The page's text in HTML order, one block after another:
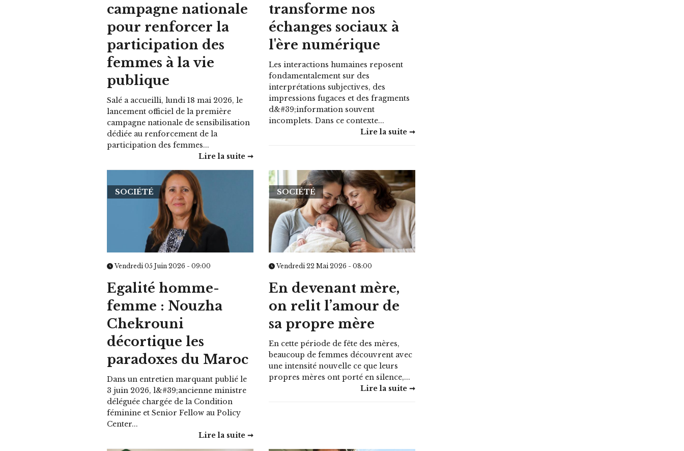
campagne nationale
pour renforcer la
participation des
femmes à la vie
publique
Salé a accueilli, lundi 18 mai 2026, le
lancement officiel de la première
campagne nationale de sensibilisation
dédiée au renforcement de la
participation des femmes...
Lire la suite ➞
transforme nos
échanges sociaux à
l'ère numérique
Les interactions humaines reposent
fondamentalement sur des
interprétations subjectives, des
impressions fugaces et des fragments
d&#39;information souvent
incomplets. Dans ce contexte...
Lire la suite ➞
SOCIÉTÉ
Vendredi 05 Juin 2026 - 09:00
Egalité homme-
femme : Nouzha
Chekrouni
décortique les
paradoxes du Maroc
Dans un entretien marquant publié le
3 juin 2026, l&#39;ancienne ministre
déléguée chargée de la Condition
féminine et Senior Fellow au Policy
Center...
Lire la suite ➞
SOCIÉTÉ
Vendredi 22 Mai 2026 - 08:00
En devenant mère,
on relit l’amour de
sa propre mère
En cette période de fête des mères,
beaucoup de femmes découvrent avec
une intensité nouvelle ce que leurs
propres mères ont porté en silence,...
Lire la suite ➞